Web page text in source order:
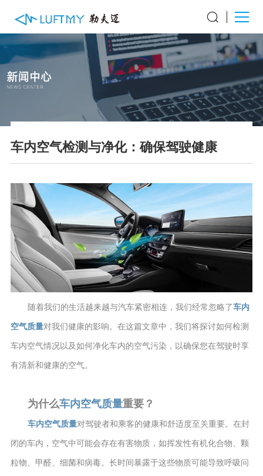
车内空气检测与净化：确保驾驶健康
随着我们的生活越来越与汽车紧密相连，我们经常忽略了车内
空气质量对我们健康的影响。在这篇文章中，我们将探讨如何检测
车内空气情况以及如何净化车内的空气污染，以确保您在驾驶时享
有清新和健康的空气。
为什么车内空气质量重要？
车内空气质量对驾驶者和乘客的健康和舒适度至关重要。在封
闭的车内，空气中可能会存在有害物质，如挥发性有机化合物、颗
粒物、甲醛、细菌和病毒。长时间暴露于这些物质可能导致呼吸问